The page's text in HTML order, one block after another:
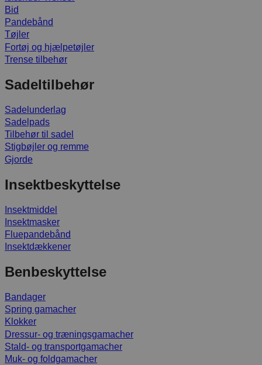
Bid
Pandebånd
Tøjler
Fortøj og hjælpetøjler
Trense tilbehør
Sadeltilbehør
Sadelunderlag
Sadelpads
Tilbehør til sadel
Stigbøjler og remme
Gjorde
Insektbeskyttelse
Insektmiddel
Insektmasker
Fluepandebånd
Insektdækkener
Benbeskyttelse
Bandager
Spring gamacher
Klokker
Dressur- og træningsgamacher
Stald- og transportgamacher
Muk- og foldgamacher